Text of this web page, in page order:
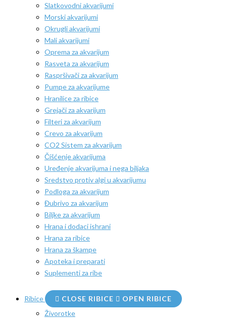
Slatkovodni akvarijumi
Morski akvarijumi
Okrugli akvarijumi
Mali akvarijumi
Oprema za akvarijum
Rasveta za akvarijum
Raspršivači za akvarijum
Pumpe za akvarijume
Hranilice za ribice
Grejači za akvarijum
Filteri za akvarijum
Crevo za akvarijum
CO2 Sistem za akvarijum
Čišćenje akvarijuma
Uređenje akvarijuma i nega biljaka
Sredstvo protiv algi u akvarijumu
Podloga za akvarijum
Đubrivo za akvarijum
Biljke za akvarijum
Hrana i dodaci ishrani
Hrana za ribice
Hrana za škampe
Apoteka i preparati
Suplementi za ribe
Ribice CLOSE RIBICE
OPEN RIBICE
Živorotke